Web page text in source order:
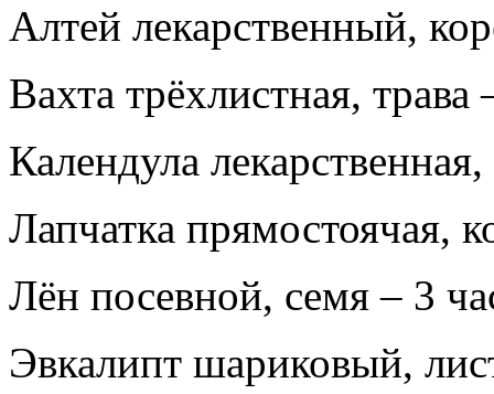
Алтей лекарственный,
Вахта трёхлистная, трава
Календула
Лапчатка прямостоячая,
Лён посевной, семя – 3
Эвкалипт шариковый,